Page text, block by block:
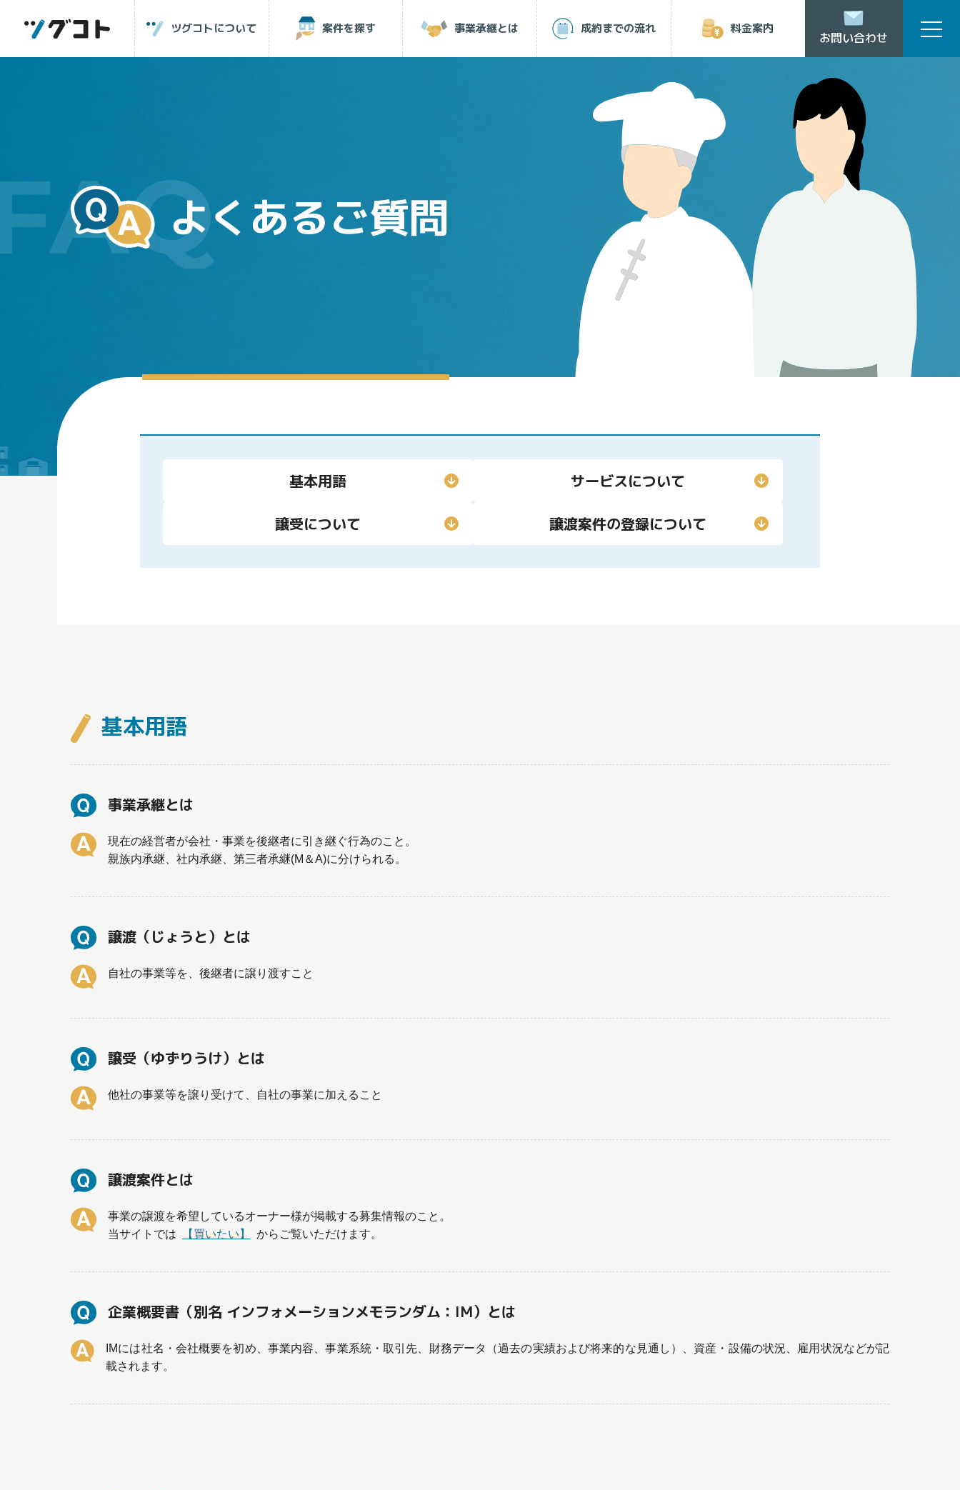
ツグコトについて 案件を探す 事業承継とは 成約までの流れ 料金案内
お問い合わせ
よくあるご質問
基本用語 サービスについて
譲受について 譲渡案件の登録について
基本用語
事業承継とは
現在の経営者が会社・事業を後継者に引き継ぐ行為のこと。
親族内承継、社内承継、第三者承継(M＆A)に分けられる。
譲渡（じょうと）とは
自社の事業等を、後継者に譲り渡すこと
譲受（ゆずりうけ）とは
他社の事業等を譲り受けて、自社の事業に加えること
譲渡案件とは
事業の譲渡を希望しているオーナー様が掲載する募集情報のこと。
当サイトでは
【買いたい】 からご覧いただけます。
企業概要書（別名 インフォメーションメモランダム：IM）とは
IMには社名・会社概要を初め、事業内容、事業系統・取引先、財務データ（過去の実績および将来的な見通し）、資産・設備の状況、雇用状況などが記
載されます。